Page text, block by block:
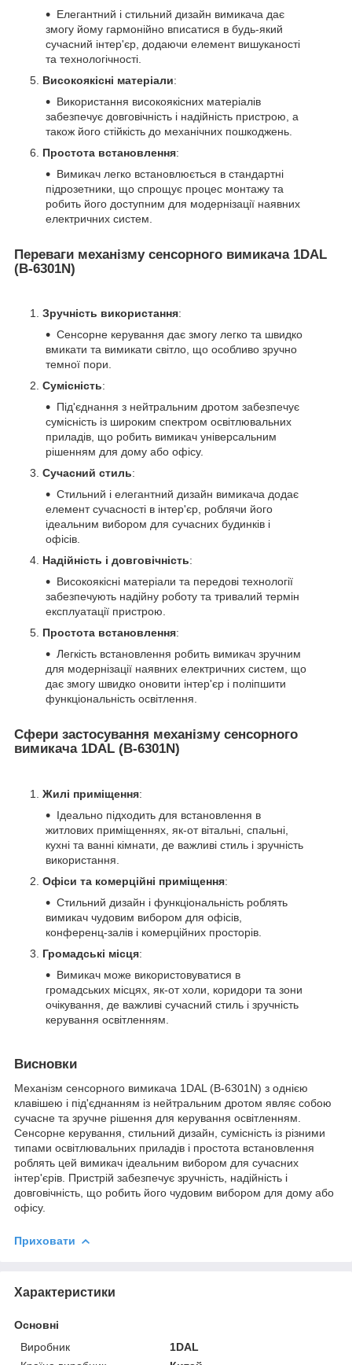
Елегантний і стильний дизайн вимикача дає
змогу йому гармонійно вписатися в будь-який
сучасний інтер'єр, додаючи елемент вишуканості
та технологічності.
Високоякісні матеріали:
Використання високоякісних матеріалів
забезпечує довговічність і надійність пристрою, а
також його стійкість до механічних пошкоджень.
Простота встановлення:
Вимикач легко встановлюється в стандартні
підрозетники, що спрощує процес монтажу та
робить його доступним для модернізації наявних
електричних систем.
Переваги механізму сенсорного вимикача 1DAL
(B-6301N)
Зручність використання:
Сенсорне керування дає змогу легко та швидко
вмикати та вимикати світло, що особливо зручно
темної пори.
Сумісність:
Під'єднання з нейтральним дротом забезпечує
сумісність із широким спектром освітлювальних
приладів, що робить вимикач універсальним
рішенням для дому або офісу.
Сучасний стиль:
Стильний і елегантний дизайн вимикача додає
елемент сучасності в інтер'єр, роблячи його
ідеальним вибором для сучасних будинків і
офісів.
Надійність і довговічність:
Високоякісні матеріали та передові технології
забезпечують надійну роботу та тривалий термін
експлуатації пристрою.
Простота встановлення:
Легкість встановлення робить вимикач зручним
для модернізації наявних електричних систем, що
дає змогу швидко оновити інтер'єр і поліпшити
функціональність освітлення.
Сфери застосування механізму сенсорного
вимикача 1DAL (B-6301N)
Жилі приміщення:
Ідеально підходить для встановлення в
житлових приміщеннях, як-от вітальні, спальні,
кухні та ванні кімнати, де важливі стиль і зручність
використання.
Офіси та комерційні приміщення:
Стильний дизайн і функціональність роблять
вимикач чудовим вибором для офісів,
конференц-залів і комерційних просторів.
Громадські місця:
Вимикач може використовуватися в
громадських місцях, як-от холи, коридори та зони
очікування, де важливі сучасний стиль і зручність
керування освітленням.
Висновки
Механізм сенсорного вимикача 1DAL (B-6301N) з однією
клавішею і під'єднанням із нейтральним дротом являє собою
сучасне та зручне рішення для керування освітленням.
Сенсорне керування, стильний дизайн, сумісність із різними
типами освітлювальних приладів і простота встановлення
роблять цей вимикач ідеальним вибором для сучасних
інтер'єрів. Пристрій забезпечує зручність, надійність і
довговічність, що робить його чудовим вибором для дому або
офісу.
Приховати
Характеристики
Основні
Виробник
1DAL